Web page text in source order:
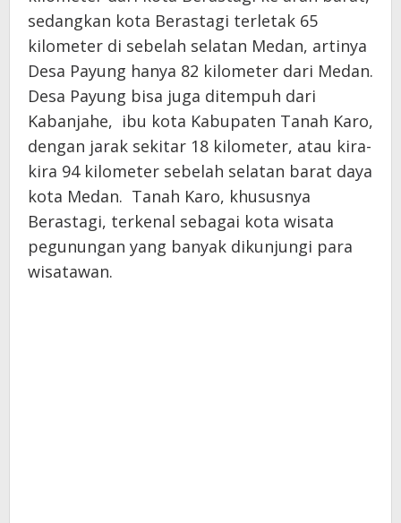
sedangkan kota Berastagi terletak 65
kilometer di sebelah selatan Medan, artinya
Desa Payung hanya 82 kilometer dari Medan.
Desa Payung bisa juga ditempuh dari
Kabanjahe, ibu kota Kabupaten Tanah Karo,
dengan jarak sekitar 18 kilometer, atau kira-
kira 94 kilometer sebelah selatan barat daya
kota Medan. Tanah Karo, khususnya
Berastagi, terkenal sebagai kota wisata
pegunungan yang banyak dikunjungi para
wisatawan.